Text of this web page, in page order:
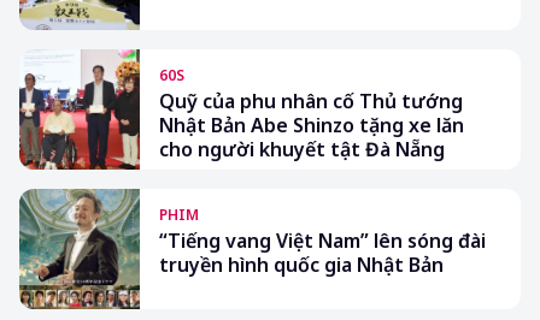
60S
Quỹ của phu nhân cố Thủ tướng
Nhật Bản Abe Shinzo tặng xe lăn
cho người khuyết tật Đà Nẵng
PHIM
“Tiếng vang Việt Nam” lên sóng đài
truyền hình quốc gia Nhật Bản